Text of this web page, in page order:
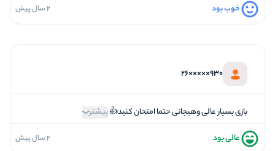
فضاسازی 5
برخورد پرسنل
خوب بود 2 سال پیش
930×××××26
بازی بسیار عالی وهیجانی حتما امتحان کنید👍بیشتر
فضاسازی 5 عالی بود 2 سال پیش